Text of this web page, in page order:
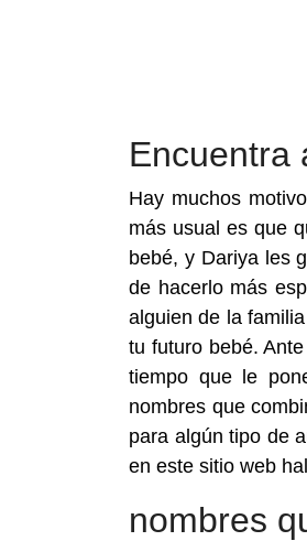
Encuentra
Hay muchos
más usual es que
bebé, y Dariya les
de hacerlo más
alguien de la
tu futuro bebé.
tiempo que le
nombres que
para algún tipo de
en este sitio web
nombres